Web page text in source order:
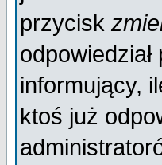
przycisk
informujący,
ktoś już